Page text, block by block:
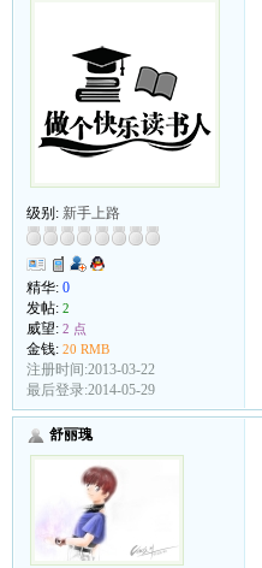
级别: 新手上路
精华: 0
发帖: 2
威望: 2 点
金钱: 20 RMB
注册时间:2013-03-22
最后登录:2014-05-29
舒丽瑰